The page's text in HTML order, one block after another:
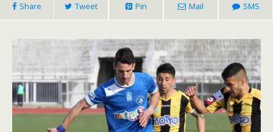
Share Tweet Pin Mail SMS